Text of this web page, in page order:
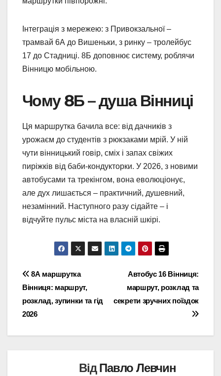
Інтеграція з мережею: з Привокзальної –
трамвай 6А до Вишеньки, з ринку – тролейбус
17 до Стадниці. 8Б доповнює систему, роблячи
Вінницю мобільною.
Чому 8Б – душа Вінниці
Ця маршрутка бачила все: від дачників з
урожаєм до студентів з рюкзаками мрій. У ній
чути вінницький говір, сміх і запах свіжих
пиріжків від баби-кондукторки. У 2026, з новими
автобусами та трекінгом, вона еволюціонує,
але дух лишається – практичний, душевний,
незамінний. Наступного разу сідайте – і
відчуйте пульс міста на власній шкірі.
Навігація
записів
Автобус 16 Вінниця:
маршрут, розклад та
секрети зручних поїздок
8А маршрутка
Вінниця: маршрут,
розклад, зупинки та гід
2026
ВідПавло Левчин